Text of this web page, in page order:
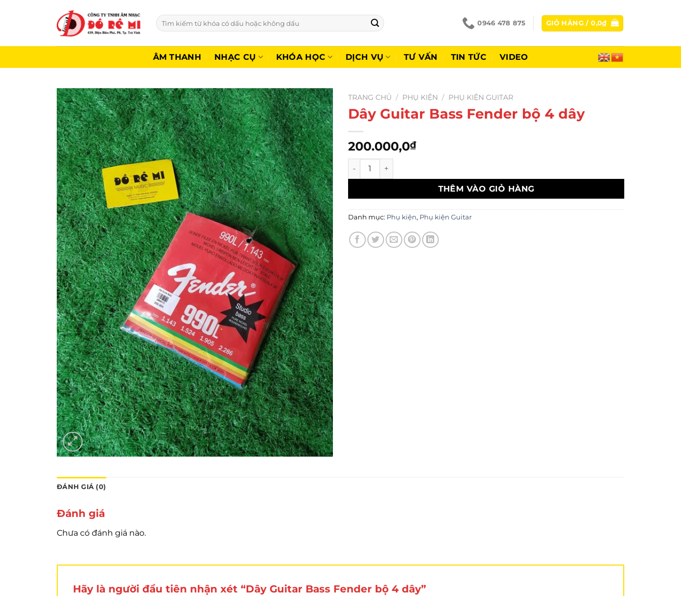
dung
Tìm
kiếm:
0946 478 875 GIỎ HÀNG /0,0₫
ÂM THANH NHẠC CỤ KHÓA HỌC DỊCH VỤ TƯ VẤN TIN TỨC VIDEO
TRANG CHỦ / PHỤ KIỆN / PHỤ KIỆN GUITAR
Dây Guitar Bass Fender bộ 4 dây
200.000,0₫
Dây Guitar Bass Fender bộ 4 dây số lượng
THÊM VÀO GIỎ HÀNG
Danh mục: Phụ kiện, Phụ kiện Guitar
ĐÁNH GIÁ (0)
Đánh giá
Chưa có đánh giá nào.
Hãy là người đầu tiên nhận xét “Dây Guitar Bass Fender bộ 4 dây”